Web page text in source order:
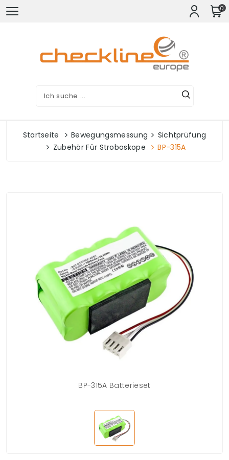
0
Startseite Bewegungsmessung
Sichtprüfung
Zubehör Für Stroboskope
BP-315A
BP-315A Batterieset